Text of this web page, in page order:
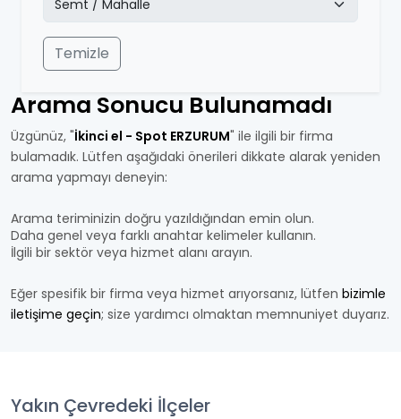
Temizle
Arama Sonucu Bulunamadı
Üzgünüz, "İkinci el - Spot ERZURUM" ile ilgili bir firma
bulamadık. Lütfen aşağıdaki önerileri dikkate alarak yeniden
arama yapmayı deneyin:
Arama teriminizin doğru yazıldığından emin olun.
Daha genel veya farklı anahtar kelimeler kullanın.
İlgili bir sektör veya hizmet alanı arayın.
Eğer spesifik bir firma veya hizmet arıyorsanız, lütfen bizimle
iletişime geçin; size yardımcı olmaktan memnuniyet duyarız.
Yakın Çevredeki İlçeler